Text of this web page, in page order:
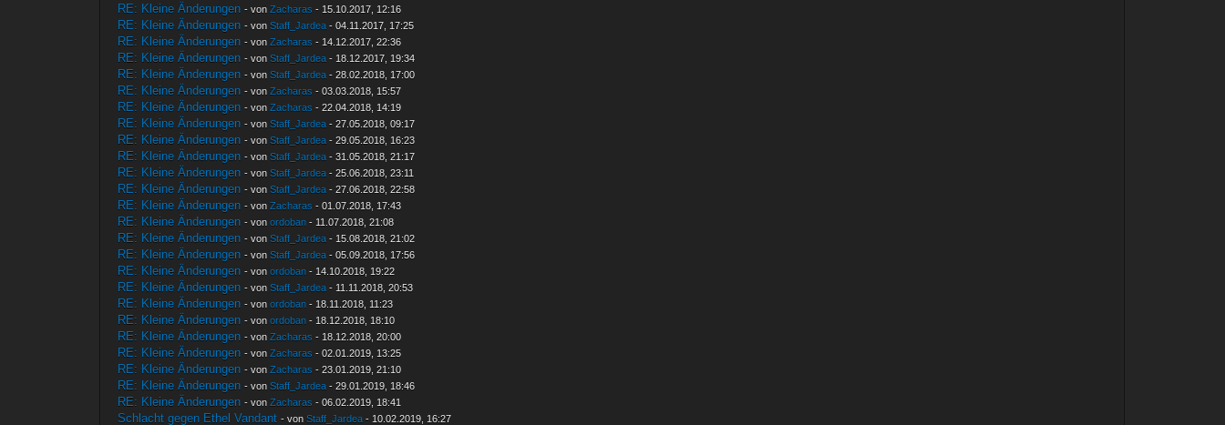
RE: Kleine Änderungen - vonZacharas - 15.10.2017, 12:16
RE: Kleine Änderungen - vonStaff_Jardea - 04.11.2017, 17:25
RE: Kleine Änderungen - vonZacharas - 14.12.2017, 22:36
RE: Kleine Änderungen - vonStaff_Jardea - 18.12.2017, 19:34
RE: Kleine Änderungen - vonStaff_Jardea - 28.02.2018, 17:00
RE: Kleine Änderungen - vonZacharas - 03.03.2018, 15:57
RE: Kleine Änderungen - vonZacharas - 22.04.2018, 14:19
RE: Kleine Änderungen - vonStaff_Jardea - 27.05.2018, 09:17
RE: Kleine Änderungen - vonStaff_Jardea - 29.05.2018, 16:23
RE: Kleine Änderungen - vonStaff_Jardea - 31.05.2018, 21:17
RE: Kleine Änderungen - vonStaff_Jardea - 25.06.2018, 23:11
RE: Kleine Änderungen - vonStaff_Jardea - 27.06.2018, 22:58
RE: Kleine Änderungen - vonZacharas - 01.07.2018, 17:43
RE: Kleine Änderungen - vonordoban - 11.07.2018, 21:08
RE: Kleine Änderungen - vonStaff_Jardea - 15.08.2018, 21:02
RE: Kleine Änderungen - vonStaff_Jardea - 05.09.2018, 17:56
RE: Kleine Änderungen - vonordoban - 14.10.2018, 19:22
RE: Kleine Änderungen - vonStaff_Jardea - 11.11.2018, 20:53
RE: Kleine Änderungen - vonordoban - 18.11.2018, 11:23
RE: Kleine Änderungen - vonordoban - 18.12.2018, 18:10
RE: Kleine Änderungen - vonZacharas - 18.12.2018, 20:00
RE: Kleine Änderungen - vonZacharas - 02.01.2019, 13:25
RE: Kleine Änderungen - vonZacharas - 23.01.2019, 21:10
RE: Kleine Änderungen - vonStaff_Jardea - 29.01.2019, 18:46
RE: Kleine Änderungen - vonZacharas - 06.02.2019, 18:41
Schlacht gegen Ethel Vandant - vonStaff_Jardea - 10.02.2019, 16:27